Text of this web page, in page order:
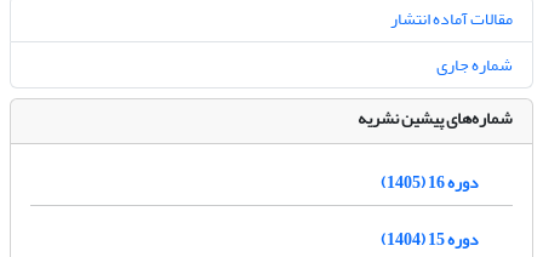
مقالات آماده انتشار
شماره جاری
شماره‌های پیشین نشریه
دوره 16 (1405)
دوره 15 (1404)